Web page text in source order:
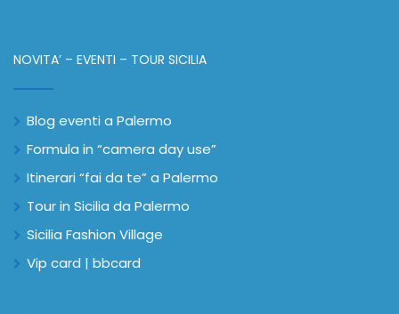
NOVITA’ – EVENTI – TOUR SICILIA
Blog eventi a Palermo
Formula in “camera day use”
Itinerari “fai da te” a Palermo
Tour in Sicilia da Palermo
Sicilia Fashion Village
Vip card | bbcard